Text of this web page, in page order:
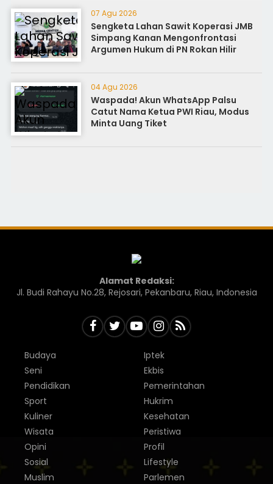
07 Agu 2026
Sengketa Lahan Sawit Koperasi JMB
Simpang Kanan Mengonfrontasi
Argumen Hukum di PN Rokan Hilir
04 Agu 2026
Waspada! Akun WhatsApp Palsu
Catut Nama Ketua PWI Riau, Modus
Minta Uang Tiket
Alamat Redaksi:
Jl. Budi Rahayu No.28, Rejosari, Pekanbaru, Riau, Indonesia
Budaya
Seni
Pendidikan
Sport
Kuliner
Wisata
Iptek
Ekbis
Pemerintahan
Hukrim
Kesehatan
Peristiwa
Opini
Sosial
Muslim
Profil
Lifestyle
Parlemen